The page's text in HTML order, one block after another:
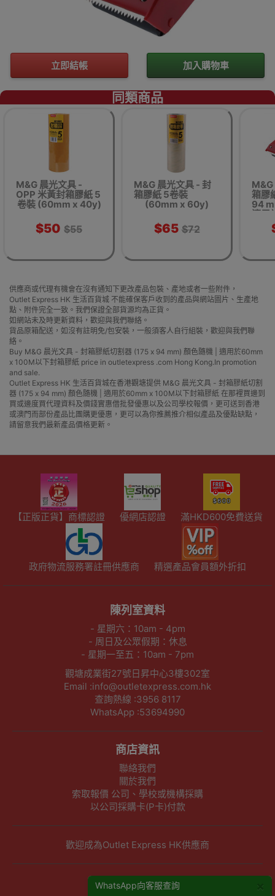
立即結帳 加入購物車
同類商品
M&G 晨光文具 -
OPP 米黃封箱膠紙 5
卷裝 (60mm x 40y)
$50 $55
M&G 晨光文具 - 封
箱膠紙 5卷裝
(60mm x 60y)
$65 $72
箱膠
94
適用
供應商或代理有機會在沒有通知下更改產品包裝、產地或者一些附件，
Outlet Express HK 生活百貨城 不能確保客戶收到的產品與網站圖片、生產地
點、附件完全一致。我們保證全部貨源均為正貨。
如網站未及時更新資料，歡迎與我們聯絡。
貨品原箱配送，如沒有註明免/包安裝，一般須客人自行組裝，歡迎與我們聯
絡。
Buy M&G 晨光文具 - 封箱膠紙切割器 (175 x 94 mm) 顏色隨機 | 適用於60mm
x 100M以下封箱膠紙 price in outletexpress .com Hong Kong.In promotion
and sale.
Outlet Express HK 生活百貨城在香港觀塘提供 M&G 晨光文具 - 封箱膠紙切割
器 (175 x 94 mm) 顏色隨機 | 適用於60mm x 100M以下封箱膠紙 在那裡買邊到
買或邊度買代理資料及價錢實惠借批發優惠以及公司學校報價，更可送到香港
或澳門而部份產品比團購更優惠，更可以為你推薦推介相似產品及優點缺點，
請留意我們最新產品價格更新。
WhatsApp向客服查詢
【正版正貨】商標認證 優網店認證 滿HKD600免費送貨
政府物流服務署註冊供應商 精選產品會員額外折扣
陳列室資料
- 星期六：10am - 4pm
- 周日及公眾假期：休息
- 星期一至五：10am - 7pm
觀塘成業街27號日昇中心3樓302室
Email :info@outletexpress.com.hk
查詢熱線 :3956 8117
WhatsApp :53694990
商店資訊
聯絡我們
關於我們
索取報價 公司、學校或機構採購
以公司採購卡(P卡)付款
歡迎成為Outlet Express HK供應商
其他資訊